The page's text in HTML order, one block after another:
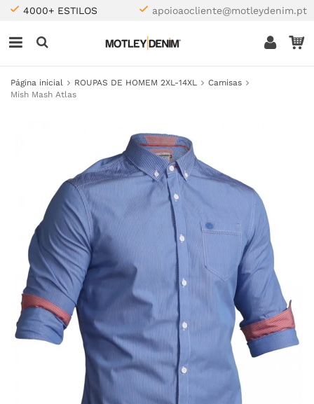
4000+ ESTILOS apoioaocliente@motleydenim.pt
Página inicial ROUPAS DE HOMEM 2XL-14XL
Camisas
Mish Mash Atlas